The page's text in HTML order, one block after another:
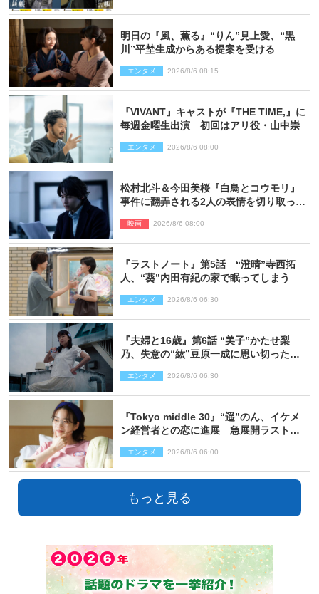
明日の『風、薫る』“りん”見上愛、“黒
川”平埜生成からある提案を受ける
エンタメ 2026/8/6 08:15
『VIVANT』キャストが『THE TIME,』に
毎週金曜生出演 初回はアリ役・山中崇
エンタメ 2026/8/6 08:00
松村北斗＆今田美桜『白鳥とコウモリ』
事件に翻弄される2人の表情を切り取った
映画 2026/8/6 08:00
『ラストノート』第5話 “澄晴”寺西拓
人、“葵”内田有紀の家で眠ってしまう
エンタメ 2026/8/6 06:30
『夫婦と16歳』第6話 “美子”かたせ梨
乃、失意の“紘”豆原一成に思い切ったプ
エンタメ 2026/8/6 06:30
『Tokyo middle 30』“遥”のん、イケメ
ン経営者との恋に進展 急展開ラストに
エンタメ 2026/8/6 06:00
もっと見る